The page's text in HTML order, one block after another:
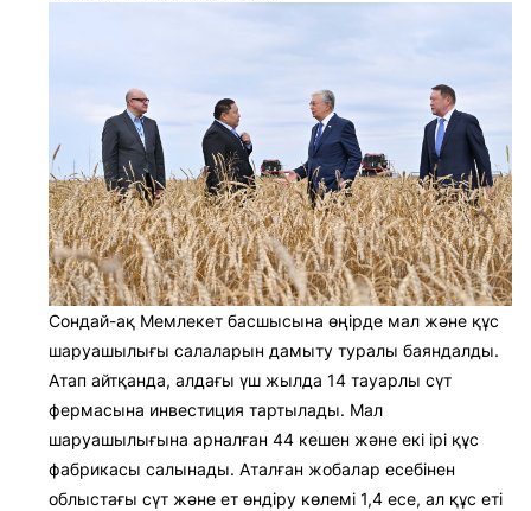
Сондай-ақ Мемлекет басшысына өңірде мал және құс
шаруашылығы салаларын дамыту туралы баяндалды.
Атап айтқанда, алдағы үш жылда 14 тауарлы сүт
фермасына инвестиция тартылады. Мал
шаруашылығына арналған 44 кешен және екі ірі құс
фабрикасы салынады. Аталған жобалар есебінен
облыстағы сүт және ет өндіру көлемі 1,4 есе, ал құс еті